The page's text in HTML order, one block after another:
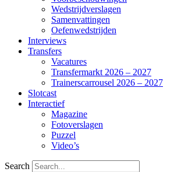
Wedstrijdverslagen
Samenvattingen
Oefenwedstrijden
Interviews
Transfers
Vacatures
Transfermarkt 2026 – 2027
Trainerscarrousel 2026 – 2027
Slotcast
Interactief
Magazine
Fotoverslagen
Puzzel
Video’s
Search